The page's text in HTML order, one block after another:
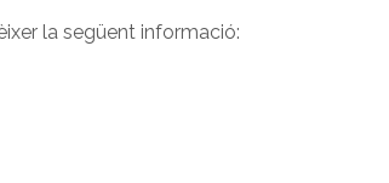
la següent informació: